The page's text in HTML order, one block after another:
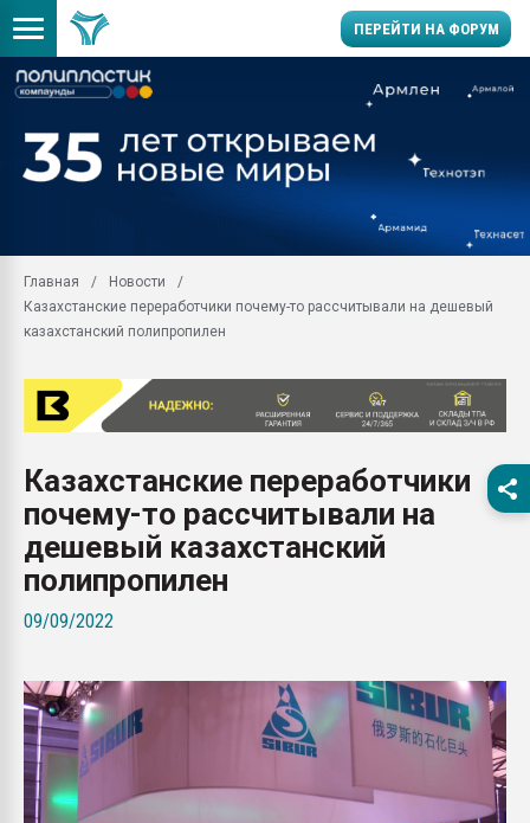
ПЕРЕЙТИ НА ФОРУМ
производство SPC
заводу пластмасс"
28.07.2026
первый план в
28.07.2026
ситуацией на
Всё, что касается
Главная
Новости
Казахстанские переработчики почему-то рассчитывали на дешевый
казахстанский полипропилен
Казахстанские переработчики
почему-то рассчитывали на
дешевый казахстанский
полипропилен
09/09/2022